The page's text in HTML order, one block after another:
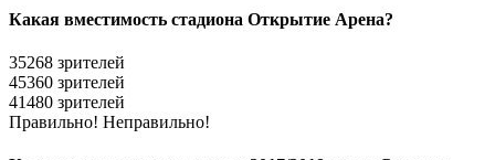
Какая вместимость стадиона Открытие Арена?
35268 зрителей
45360 зрителей
41480 зрителей
Правильно! Неправильно!